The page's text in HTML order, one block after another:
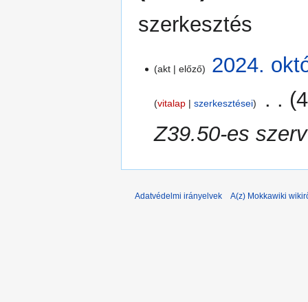
szerkesztés
október
akt előző 2024.
vitalap szerkesztései
Z39.50-es
Adatvédelmi irányelvek A(z) Mokkawiki